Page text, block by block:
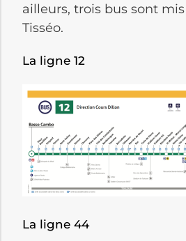
ailleurs, trois bus sont
Tisséo.
La ligne 12
La ligne 44